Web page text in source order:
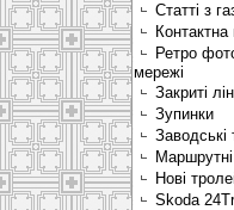
Статті з
Ретро
мережі
Закриті
Зупинки
Заводські
Нові
Skoda